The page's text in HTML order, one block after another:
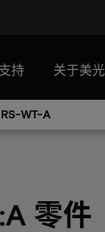
持 关于美光
WT-A
零件